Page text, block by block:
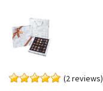
(2 reviews)